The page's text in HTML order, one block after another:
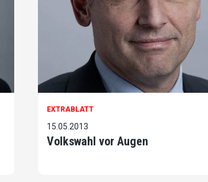
EXTRABLATT
15.05.2013
Volkswahl vor Augen